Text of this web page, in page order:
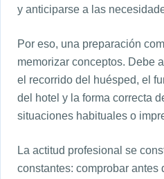
y anticiparse a las
Por eso, una preparación
memorizar conceptos. Debe
el recorrido del huésped, el
del hotel y la forma correcta
situaciones habituales o
La actitud profesional se
constantes: comprobar antes